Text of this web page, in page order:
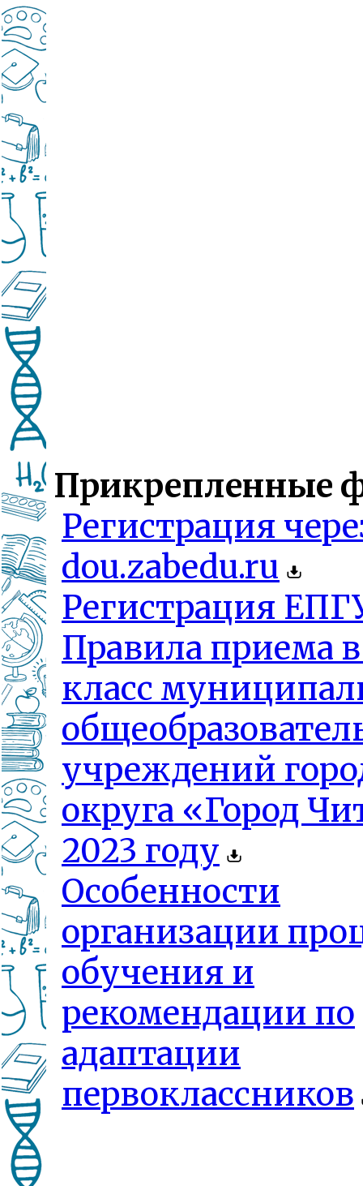
Прикрепленные
Регистрация
dou.zabedu.ru
Регистрация
Правила приема в
класс
учреждений
округа «Город
2023 году
Особенности
организации
обучения и
рекомендации по
адаптации
первоклассников